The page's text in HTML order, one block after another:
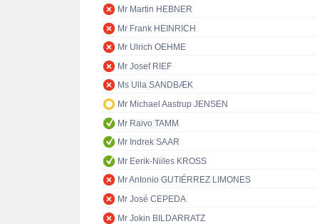
Mr Martin HEBNER
Mr Frank HEINRICH
Mr Ulrich OEHME
Mr Josef RIEF
Ms Ulla SANDBÆK
Mr Michael Aastrup JENSEN
Mr Raivo TAMM
Mr Indrek SAAR
Mr Eerik-Niiles KROSS
Mr Antonio GUTIÉRREZ LIMONES
Mr José CEPEDA
Mr Jokin BILDARRATZ